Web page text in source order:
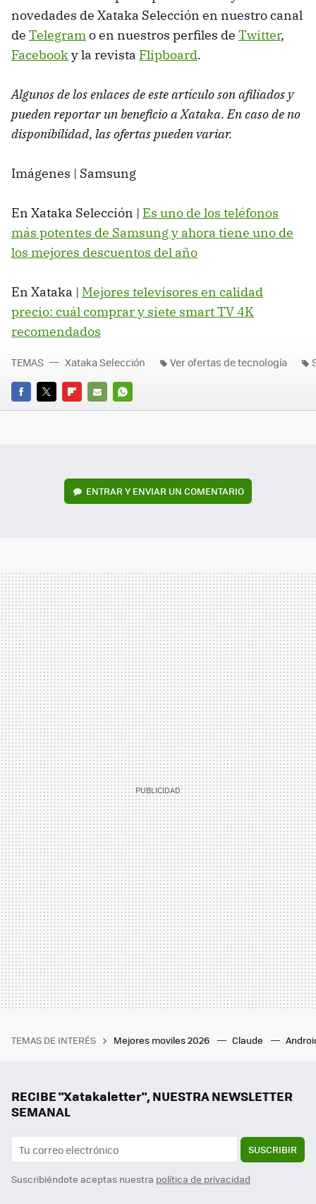
novedades de Xataka Selección en nuestro canal
de Telegramo en nuestros perfiles de Twitter,
Facebooky la revista Flipboard.
Algunos de los enlaces de este artículo son afiliados y
pueden reportar un beneficio a Xataka. En caso de no
disponibilidad, las ofertas pueden variar.
Imágenes | Samsung
En Xataka Selección | Es uno de los teléfonos
más potentes de Samsung y ahora tiene uno de
los mejores descuentos del año
En Xataka | Mejores televisores en calidad
precio: cuál comprar y siete smart TV 4K
recomendados
FACEBOOK
TWITTERFLIPBOARD
E-
WHATSAPP
TEMAS Xataka Selección Ver ofertas de tecnología
ENTRAR Y ENVIAR UN COMENTARIO
TEMAS DE INTERÉS Mejores moviles 2026 Claude
RECIBE "Xatakaletter", NUESTRA NEWSLETTER
SEMANAL
SUSCRIBIR
Suscribiéndote aceptas nuestra política de privacidad